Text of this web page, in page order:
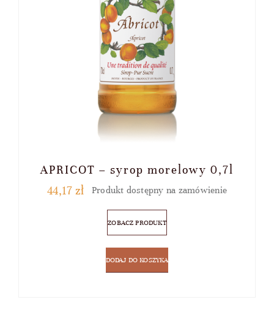
APRICOT – syrop morelowy 0,7l
44,17 zł Produkt dostępny na zamówienie
ZOBACZ PRODUKT
DODAJ DO KOSZYKA